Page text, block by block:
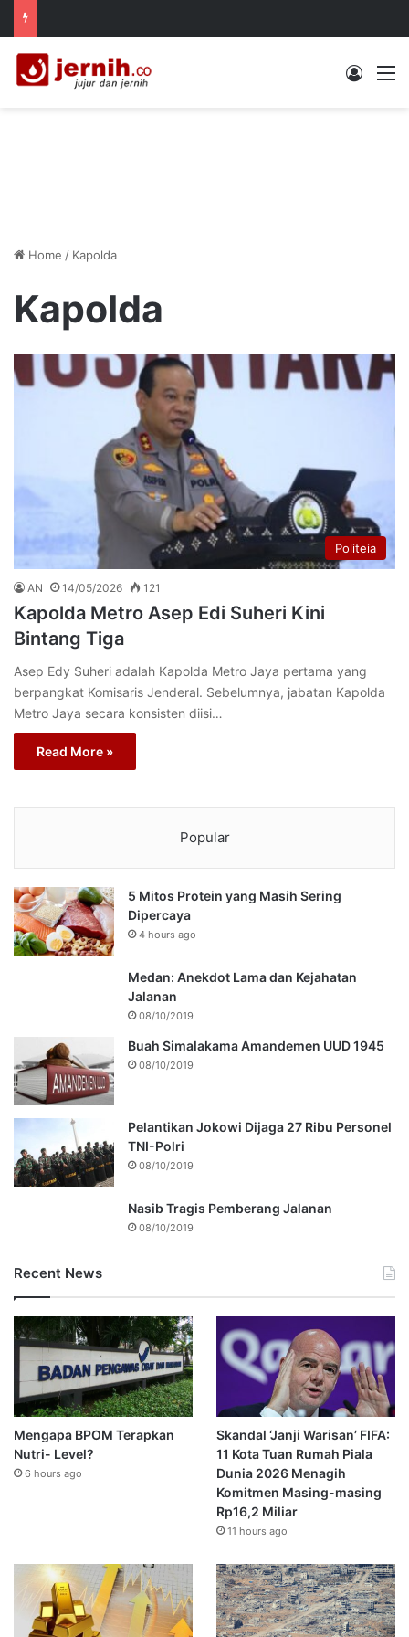
Log In
Home / Kapolda
Kapolda
Politeia
AN 14/05/2026 121
Kapolda Metro Asep Edi Suheri Kini
Bintang Tiga
Asep Edy Suheri adalah Kapolda Metro Jaya pertama yang
berpangkat Komisaris Jenderal. Sebelumnya, jabatan Kapolda
Metro Jaya secara konsisten diisi…
Read More »
Popular
5 Mitos Protein yang Masih Sering
Dipercaya
4 hours ago
Medan: Anekdot Lama dan Kejahatan
Jalanan
08/10/2019
Buah Simalakama Amandemen UUD 1945
08/10/2019
Pelantikan Jokowi Dijaga 27 Ribu Personel
TNI-Polri
08/10/2019
Nasib Tragis Pemberang Jalanan
08/10/2019
Recent News
Mengapa BPOM Terapkan
Nutri- Level?
6 hours ago
Skandal ‘Janji Warisan’ FIFA:
11 Kota Tuan Rumah Piala
Dunia 2026 Menagih
Komitmen Masing-masing
Rp16,2 Miliar
11 hours ago